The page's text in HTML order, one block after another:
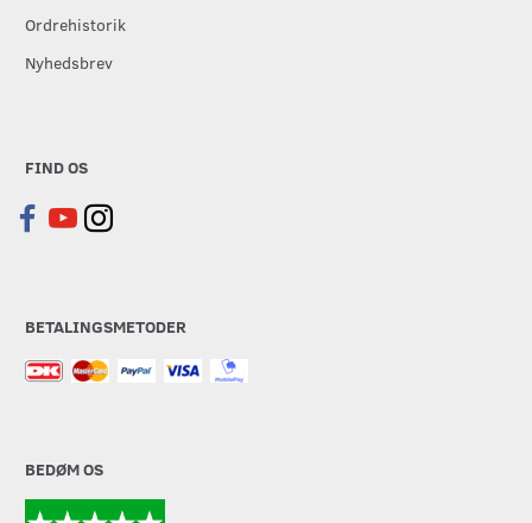
Ordrehistorik
Nyhedsbrev
FIND OS
BETALINGSMETODER
BEDØM OS